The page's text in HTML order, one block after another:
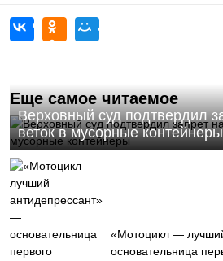
Еще самое читаемое
Верховный суд подтвердил
веток в мусорные контейнеры
«Мотоцикл —
основательница